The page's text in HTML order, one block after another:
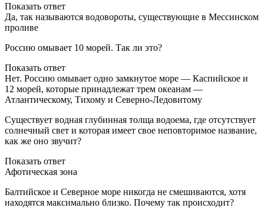
Показать ответ
Да, так называются водовороты, существующие в Мессинском
проливе
Россию омывает 10 морей. Так ли это?
Показать ответ
Нет. Россию омывает одно замкнутое море — Каспийское и
12 морей, которые принадлежат трем океанам —
Атлантическому, Тихому и Северно-Ледовитому
Существует водная глубинная толща водоема, где отсутствует
солнечный свет и которая имеет свое неповторимое название,
как же оно звучит?
Показать ответ
Афотическая зона
Балтийское и Северное море никогда не смешиваются, хотя
находятся максимально близко. Почему так происходит?